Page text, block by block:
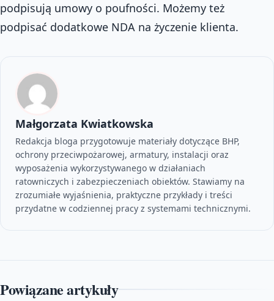
podpisują umowy o poufności. Możemy też
podpisać dodatkowe NDA na życzenie klienta.
Małgorzata Kwiatkowska
Redakcja bloga przygotowuje materiały dotyczące BHP,
ochrony przeciwpożarowej, armatury, instalacji oraz
wyposażenia wykorzystywanego w działaniach
ratowniczych i zabezpieczeniach obiektów. Stawiamy na
zrozumiałe wyjaśnienia, praktyczne przykłady i treści
przydatne w codziennej pracy z systemami technicznymi.
Powiązane artykuły